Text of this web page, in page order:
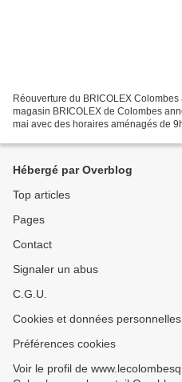
Réouverture du BRICOLEX
magasin BRICOLEX de Colombes
mai avec des horaires aménagés de
Hébergé par Overblog
Top articles
Pages
Contact
Signaler un abus
C.G.U.
Cookies et données personnelles
Préférences cookies
Voir le profil de